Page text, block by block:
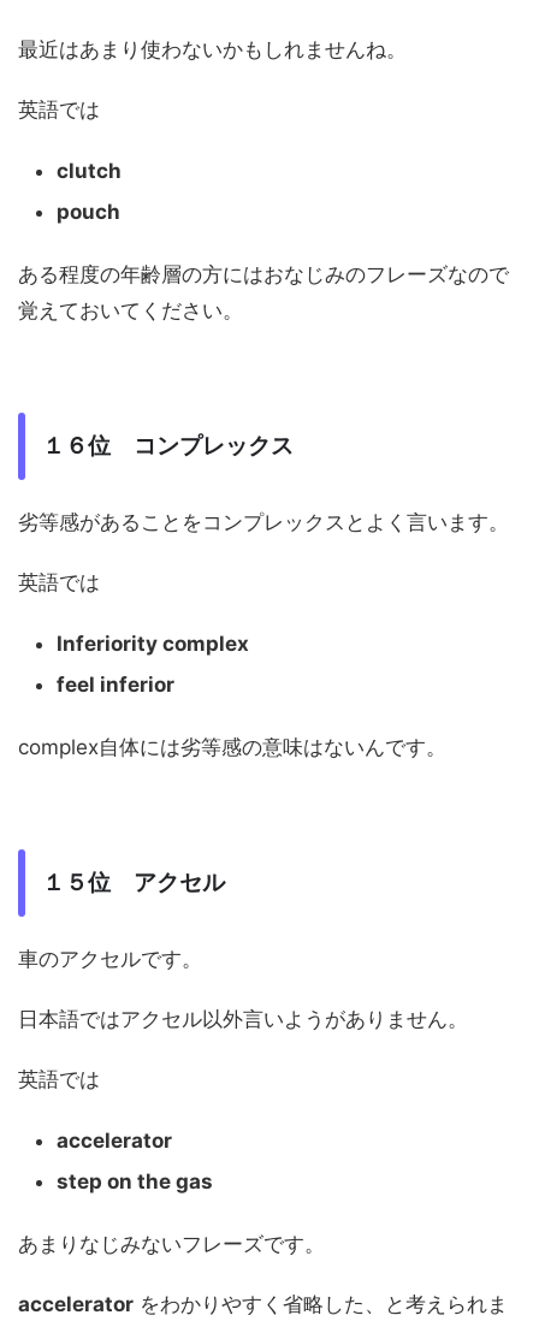
最近はあまり使わないかもしれませんね。
英語では
clutch
pouch
ある程度の年齢層の方にはおなじみのフレーズなので
覚えておいてください。
１６位 コンプレックス
劣等感があることをコンプレックスとよく言います。
英語では
Inferiority complex
feel inferior
complex自体には劣等感の意味はないんです。
１５位 アクセル
車のアクセルです。
日本語ではアクセル以外言いようがありません。
英語では
accelerator
step on the gas
あまりなじみないフレーズです。
accelerator をわかりやすく省略した、と考えられま